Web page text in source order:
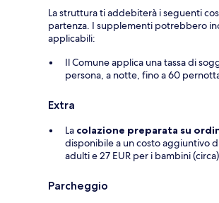
La struttura ti addebiterà i seguenti
partenza. I supplementi potrebbero
applicabili:
Il Comune applica una tassa di
persona, a notte, fino a 60
Extra
La colazione preparata su
disponibile a un costo aggiuntivo
adulti e 27 EUR per i bambini
Parcheggio